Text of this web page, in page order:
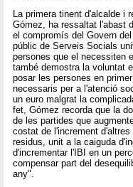
La primera tinent d'alcalde i
Gómez, ha ressaltat l'abast
el compromís del Govern
públic de Serveis Socials
persones que el necessiten
també demostra la voluntat
posar les persones en
necessaris per a l'atenció
un euro malgrat la
fet, Gómez recorda que la
de les partides que
costat de l'increment
residus, unit a la caiguda
d'incrementar l'IBI en un
compensar part del
any".